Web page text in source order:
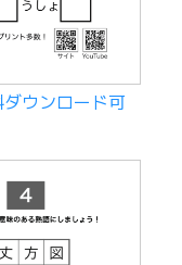
ダウンロード可